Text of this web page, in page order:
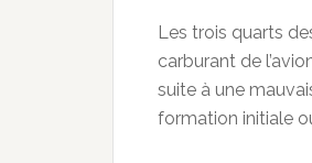
Les trois quarts
carburant de
suite à une
formation initiale